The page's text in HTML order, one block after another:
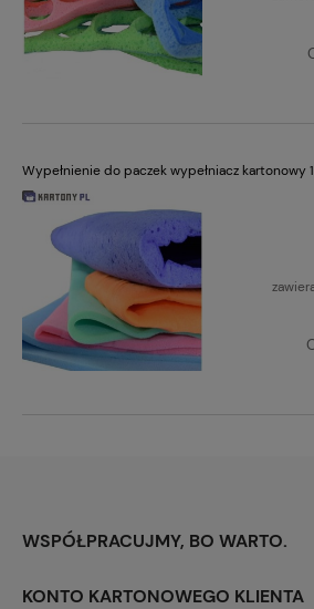
Wypełnienie do paczek wypełniacz kartonowy
WSPÓŁPRACUJMY, BO WARTO.
KONTO KARTONOWEGO KLIENTA